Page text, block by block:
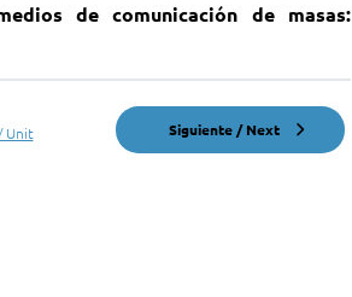
de comunicación de masas:
Unit Siguiente / Next